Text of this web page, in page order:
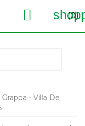
(0)

Grappa - Villa De